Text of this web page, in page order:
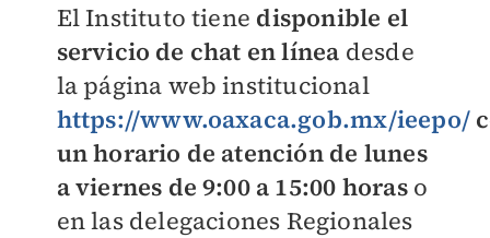
El Instituto tiene disponible el
servicio de chat en línea desde
la página web institucional
https://www.oaxaca.gob.mx/ieepo/
un horario de atención de lunes
a viernes de 9:00 a 15:00 horaso
en las delegaciones Regionales